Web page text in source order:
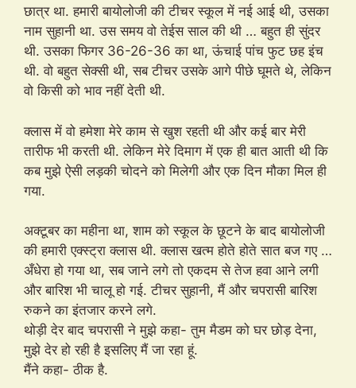
छात्र था. हमारी बायोलोजी की टीचर स्कूल में नई आई थी, उसका
नाम सुहानी था. उस समय वो तेईस साल की थी … बहुत ही सुंदर
थी. उसका फिगर 36-26-36 का था, ऊंचाई पांच फुट छह इंच
थी. वो बहुत सेक्सी थी, सब टीचर उसके आगे पीछे घूमते थे, लेकिन
वो किसी को भाव नहीं देती थी.
क्लास में वो हमेशा मेरे काम से खुश रहती थी और कई बार मेरी
तारीफ भी करती थी. लेकिन मेरे दिमाग में एक ही बात आती थी कि
कब मुझे ऐसी लड़की चोदने को मिलेगी और एक दिन मौका मिल ही
गया.
अक्टूबर का महीना था, शाम को स्कूल के छूटने के बाद बायोलोजी
की हमारी एक्स्ट्रा क्लास थी. क्लास खत्म होते होते सात बज गए …
अँधेरा हो गया था, सब जाने लगे तो एकदम से तेज हवा आने लगी
और बारिश भी चालू हो गई. टीचर सुहानी, मैं और चपरासी बारिश
रुकने का इंतजार करने लगे.
थोड़ी देर बाद चपरासी ने मुझे कहा- तुम मैडम को घर छोड़ देना,
मुझे देर हो रही है इसलिए मैं जा रहा हूं.
मैंने कहा- ठीक है.